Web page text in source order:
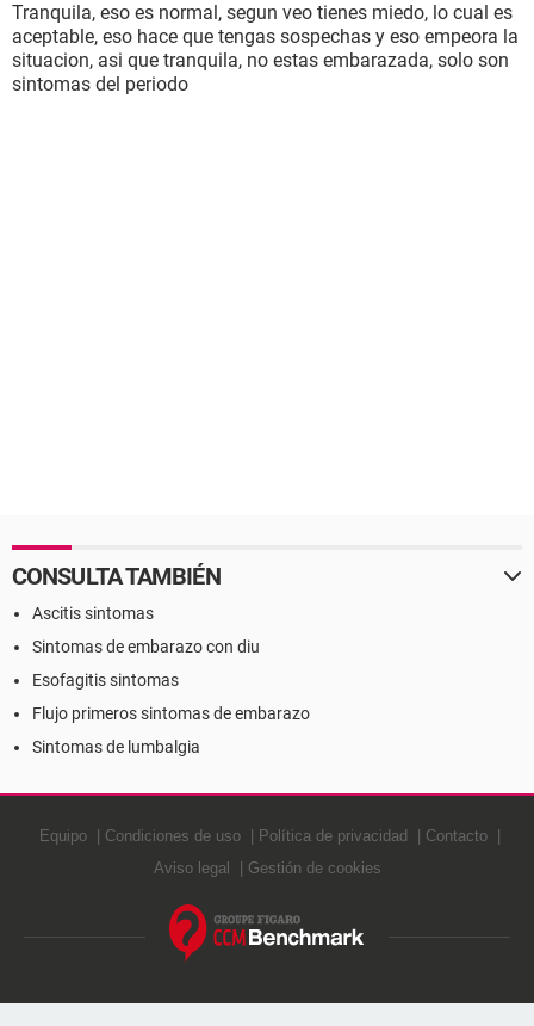
Tranquila, eso es normal, segun veo tienes miedo, lo cual es
aceptable, eso hace que tengas sospechas y eso empeora la
situacion, asi que tranquila, no estas embarazada, solo son
sintomas del periodo
CONSULTA TAMBIÉN
Ascitis sintomas
Sintomas de embarazo con diu
Esofagitis sintomas
Flujo primeros sintomas de embarazo
Sintomas de lumbalgia
Equipo Condiciones de uso Política de privacidad
Contacto
Aviso legal
Gestión de cookies